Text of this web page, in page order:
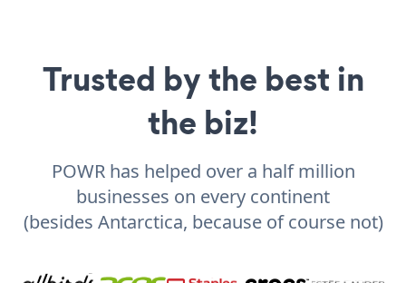
Trusted by the best in
the biz!
POWR has helped over a half million
businesses on every continent
(besides Antarctica, because of course not)